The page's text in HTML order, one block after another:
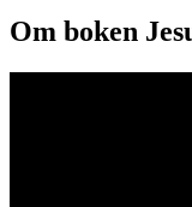
Om boken